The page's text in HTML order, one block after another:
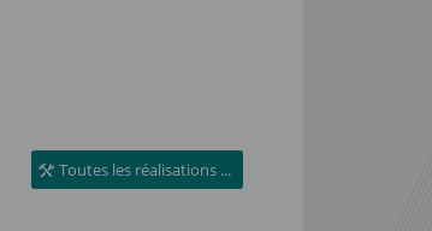
Toutes les réalisations ...